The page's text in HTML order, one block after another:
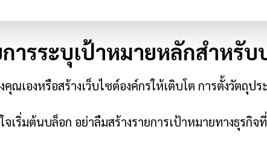
การระบุเป้าหมายหลักสำหรั
ณเองหรือสร้างเว็บไซต์องค์กรให้เติบโต การตั้งวัตถุ
ริ่มต้นบล็อก อย่าลืมสร้างรายการเป้าหมายทางธุรกิจ